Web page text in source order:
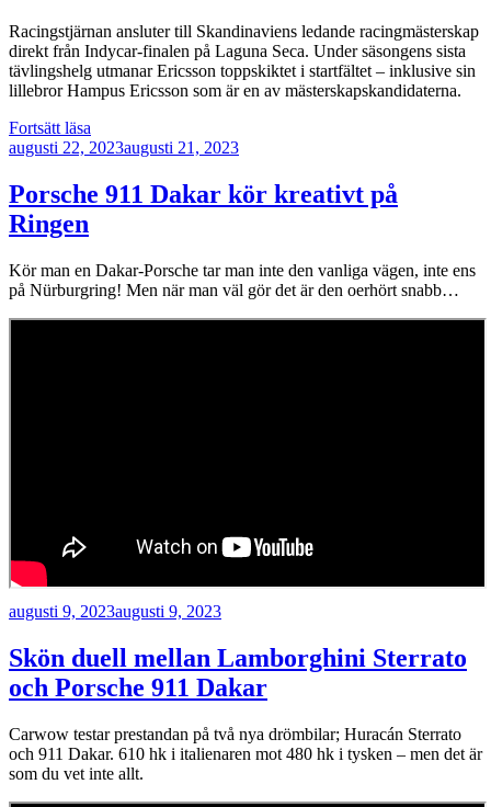
Racingstjärnan ansluter till Skandinaviens ledande racingmästerskap
direkt från Indycar-finalen på Laguna Seca. Under säsongens sista
tävlingshelg utmanar Ericsson toppskiktet i startfältet – inklusive sin
lillebror Hampus Ericsson som är en av mästerskapskandidaterna.
Fortsätt läsa
Ericsson
finalen
Carrera
Cup
Scandinavia”
Publicerat
augusti 22, 2023augusti 21, 2023
Porsche 911 Dakar kör kreativt på
Ringen
Kör man en Dakar-Porsche tar man inte den vanliga vägen, inte ens
på Nürburgring! Men när man väl gör det är den oerhört snabb…
Publicerat
augusti 9, 2023augusti 9, 2023
Skön duell mellan Lamborghini Sterrato
och Porsche 911 Dakar
Carwow testar prestandan på två nya drömbilar; Huracán Sterrato
och 911 Dakar. 610 hk i italienaren mot 480 hk i tysken – men det är
som du vet inte allt.